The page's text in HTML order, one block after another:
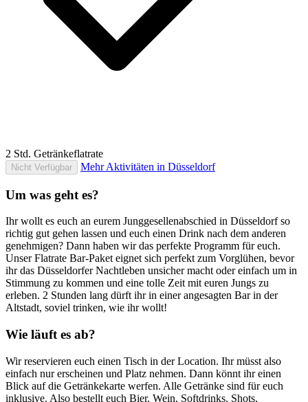
2 Std. Getränkeflatrate
Nicht Verfügbar Mehr Aktivitäten in Düsseldorf
Um was geht es?
Ihr wollt es euch an eurem Junggesellenabschied in Düsseldorf so
richtig gut gehen lassen und euch einen Drink nach dem anderen
genehmigen? Dann haben wir das perfekte Programm für euch.
Unser Flatrate Bar-Paket eignet sich perfekt zum Vorglühen, bevor
ihr das Düsseldorfer Nachtleben unsicher macht oder einfach um in
Stimmung zu kommen und eine tolle Zeit mit euren Jungs zu
erleben. 2 Stunden lang dürft ihr in einer angesagten Bar in der
Altstadt, soviel trinken, wie ihr wollt!
Wie läuft es ab?
Wir reservieren euch einen Tisch in der Location. Ihr müsst also
einfach nur erscheinen und Platz nehmen. Dann könnt ihr einen
Blick auf die Getränkekarte werfen. Alle Getränke sind für euch
inklusive. Also bestellt euch Bier, Wein, Softdrinks, Shots,